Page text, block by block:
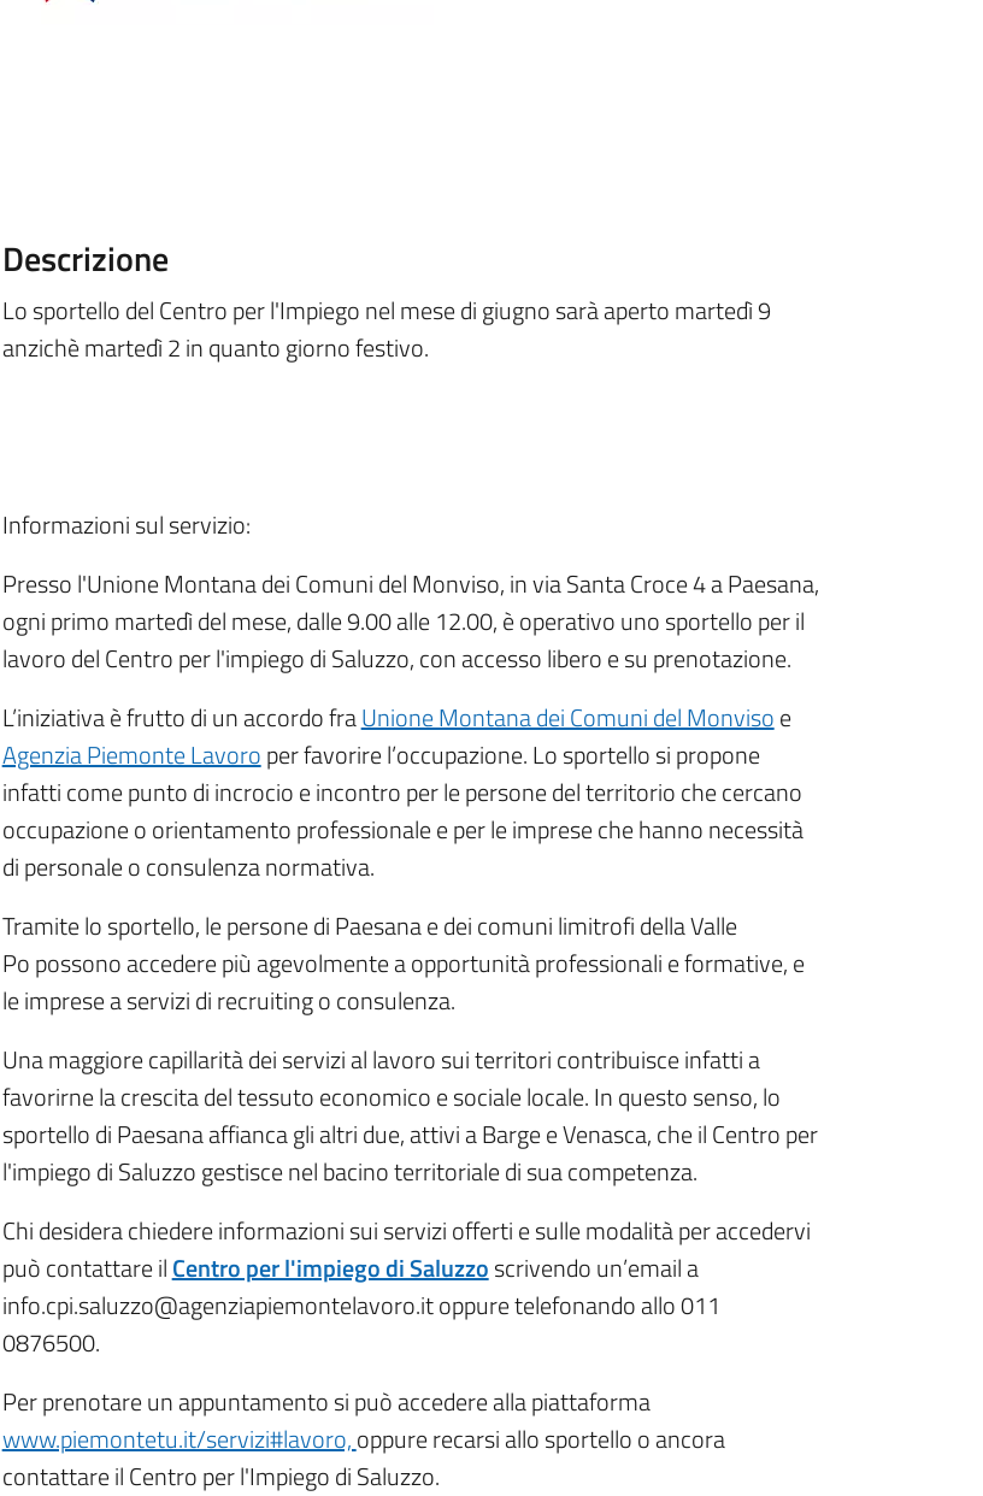
Descrizione
Lo sportello del Centro per l'Impiego nel mese di giugno sarà aperto martedì 9
anzichè martedì 2 in quanto giorno festivo.
Informazioni sul servizio:
Presso l'Unione Montana dei Comuni del Monviso, in via Santa Croce 4 a Paesana,
ogni primo martedì del mese, dalle 9.00 alle 12.00, è operativo uno sportello per il
lavoro del Centro per l'impiego di Saluzzo, con accesso libero e su prenotazione.
L’iniziativa è frutto di un accordo fraUnione Montana dei Comuni del Monvisoe
Agenzia Piemonte Lavoroper favorire l’occupazione. Lo sportello si propone
infatti come punto di incrocio e incontro per le persone del territorio che cercano
occupazione o orientamento professionale e per le imprese che hanno necessità
di personale o consulenza normativa.
Tramite lo sportello, le persone di Paesana e dei comuni limitrofi della Valle
Po possono accedere più agevolmente a opportunità professionali e formative, e
le imprese a servizi di recruiting o consulenza.
Una maggiore capillarità dei servizi al lavoro sui territori contribuisce infatti a
favorirne la crescita del tessuto economico e sociale locale. In questo senso, lo
sportello di Paesana affianca gli altri due, attivi a Barge e Venasca, che il Centro per
l'impiego di Saluzzo gestisce nel bacino territoriale di sua competenza.
Chi desidera chiedere informazioni sui servizi offerti e sulle modalità per accedervi
può contattare ilCentro per l'impiego di Saluzzoscrivendo un’email a
info.cpi.saluzzo@agenziapiemontelavoro.it oppure telefonando allo 011
0876500.
Per prenotare un appuntamento si può accedere alla piattaforma
www.piemontetu.it/servizi#lavoro,oppure recarsi allo sportello o ancora
contattare il Centro per l'Impiego di Saluzzo.